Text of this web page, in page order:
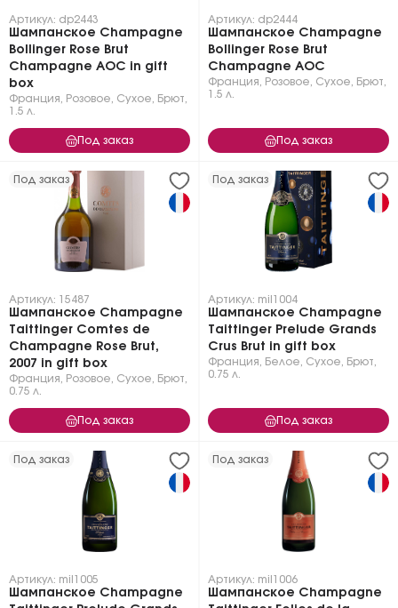
Артикул: dp2443
Шампанское Champagne
Bollinger Rose Brut
Champagne AOC in gift
box
Франция Розовое Сухое, Брют
1.5 л.
Под заказ
Артикул: dp2444
Шампанское Champagne
Bollinger Rose Brut
Champagne AOC
Франция Розовое Сухое, Брют
1.5 л.
Под заказ
Под заказ
Артикул: 15487
Шампанское Champagne
Taittinger Comtes de
Champagne Rose Brut,
2007 in gift box
Франция Розовое Сухое, Брют
0.75 л.
Под заказ
Под заказ
Артикул: mil1004
Шампанское Champagne
Taittinger Prelude Grands
Crus Brut in gift box
Франция Белое Сухое, Брют
0.75 л.
Под заказ
Под заказ
Артикул: mil1005
Шампанское Champagne
Под заказ
Артикул: mil1006
Шампанское Champagne